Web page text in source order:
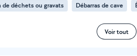
de déchets ou gravats
Débarras de cave
Voir tout